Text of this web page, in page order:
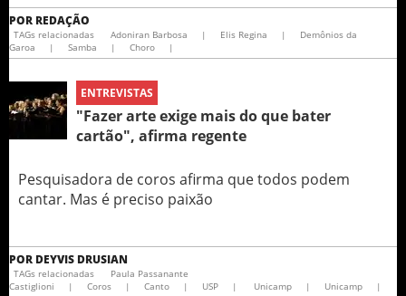
POR REDAÇÃO
TAGs relacionadas Adoniran Barbosa | Elis Regina |
Demônios da
Garoa
| Samba | Choro |
ENTREVISTAS
"Fazer arte exige mais do que bater
cartão", afirma regente
Pesquisadora de coros afirma que todos podem
cantar. Mas é preciso paixão
POR DEYVIS DRUSIAN
TAGs relacionadas
Paula Passanante
Castiglioni
| Coros | Canto | USP | Unicamp | Unicamp |